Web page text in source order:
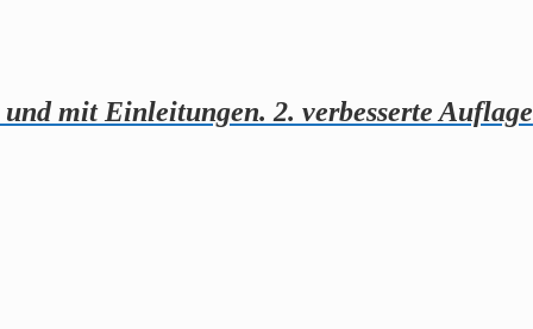
mit Einleitungen. 2. verbesserte Auflage